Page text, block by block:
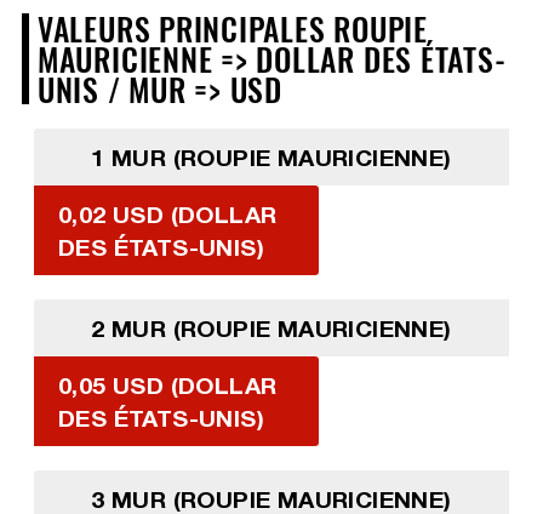
VALEURS PRINCIPALES ROUPIE
MAURICIENNE => DOLLAR DES ÉTATS-
UNIS / MUR => USD
1 MUR (ROUPIE MAURICIENNE)
0,02 USD (DOLLAR
DES ÉTATS-UNIS)
2 MUR (ROUPIE MAURICIENNE)
0,05 USD (DOLLAR
DES ÉTATS-UNIS)
3 MUR (ROUPIE MAURICIENNE)